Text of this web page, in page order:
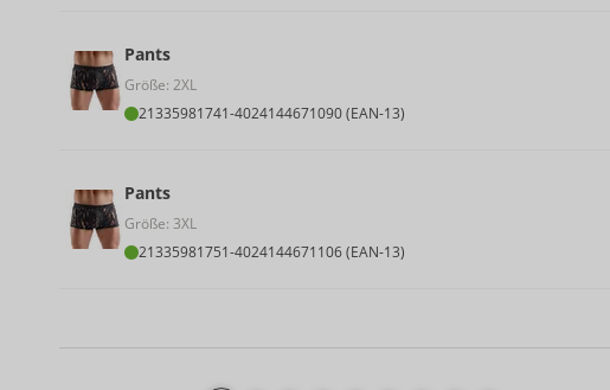
Pants
Größe: 2XL
21335981741-4024144671090 (EAN-13)
Pants
Größe: 3XL
21335981751-4024144671106 (EAN-13)